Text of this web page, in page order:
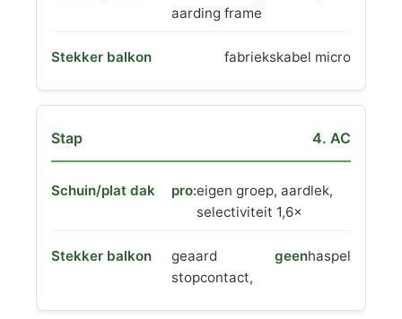
aarding frame
fabriekskabel micro
4. AC
pro:eigen groep, aardlek,
selectiviteit 1,6×
geaard
stopcontact,
geenhaspel